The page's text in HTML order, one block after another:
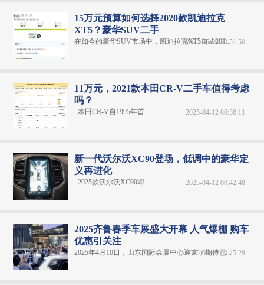
15万元预算如何选择2020款凯迪拉克
XT5？豪华SUV二手
在如今的豪华SUV市场中，凯迪拉克XT5自从201...
2025-05-09 20:51:50
11万元，2021款本田CR-V二手车值得考虑
吗？
本田CR-V自1995年首... 2025-04-12 00:36:11
新一代沃尔沃XC90登场，低调中的豪华定
义再进化
2025款沃尔沃XC90即... 2025-04-12 00:42:48
2025齐鲁春季车展盛大开幕 人气爆棚 购车
优惠引关注
2025年4月10日，山东国际会展中心迎来了期待已...
2025-04-12 00:45:28